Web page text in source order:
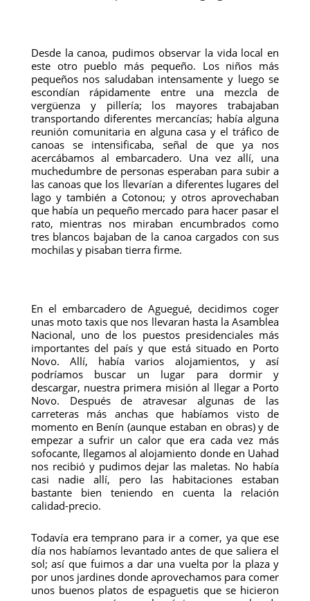
Desde la canoa, pudimos observar la vida local en
este otro pueblo más pequeño. Los niños más
pequeños nos saludaban intensamente y luego se
escondían rápidamente entre una mezcla de
vergüenza y pillería; los mayores trabajaban
transportando diferentes mercancías; había alguna
reunión comunitaria en alguna casa y el tráfico de
canoas se intensificaba, señal de que ya nos
acercábamos al embarcadero. Una vez allí, una
muchedumbre de personas esperaban para subir a
las canoas que los llevarían a diferentes lugares del
lago y también a Cotonou; y otros aprovechaban
que había un pequeño mercado para hacer pasar el
rato, mientras nos miraban encumbrados como
tres blancos bajaban de la canoa cargados con sus
mochilas y pisaban tierra firme.
En el embarcadero de Aguegué, decidimos coger
unas moto taxis que nos llevaran hasta la Asamblea
Nacional, uno de los puestos presidenciales más
importantes del país y que está situado en Porto
Novo. Allí, había varios alojamientos, y así
podríamos buscar un lugar para dormir y
descargar, nuestra primera misión al llegar a Porto
Novo. Después de atravesar algunas de las
carreteras más anchas que habíamos visto de
momento en Benín (aunque estaban en obras) y de
empezar a sufrir un calor que era cada vez más
sofocante, llegamos al alojamiento donde en Uahad
nos recibió y pudimos dejar las maletas. No había
casi nadie allí, pero las habitaciones estaban
bastante bien teniendo en cuenta la relación
calidad-precio.
Todavía era temprano para ir a comer, ya que ese
día nos habíamos levantado antes de que saliera el
sol; así que fuimos a dar una vuelta por la plaza y
por unos jardines donde aprovechamos para comer
unos buenos platos de espaguetis que se hicieron